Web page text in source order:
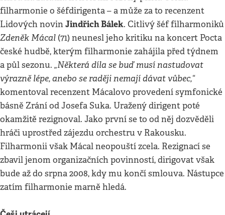
filharmonie o šéfdirigenta – a může za to recenzent
Lidových novinJindřich Bálek. Citlivý šéf filharmoniků
Zdeněk Mácal (71) neunesl jeho kritiku na koncert Pocta
české hudbě, kterým filharmonie zahájila před týdnem
a půl sezonu. „Některá díla se buď musí nastudovat
výrazně lépe, anebo se raději nemají dávat vůbec,“
komentoval recenzent Mácalovo provedení symfonické
básně Zrání od Josefa Suka. Uražený dirigent poté
okamžitě rezignoval. Jako první se to od něj dozvěděli
hráči uprostřed zájezdu orchestru v Rakousku.
Filharmonii však Mácal neopouští zcela. Rezignací se
zbavil jenom organizačních povinností, dirigovat však
bude až do srpna 2008, kdy mu končí smlouva. Nástupce
zatím filharmonie marně hledá.